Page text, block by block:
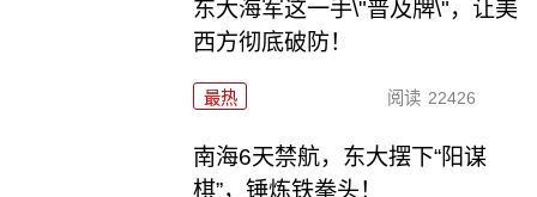
东大海军这一手\"普及牌\"，让美
西方彻底破防！
最热 阅读 22426
南海6天禁航，东大摆下“阳谋
棋”，锤炼铁拳头！